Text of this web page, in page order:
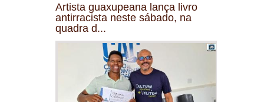
Artista guaxupeana lança livro
antirracista neste sábado, na
quadra d...